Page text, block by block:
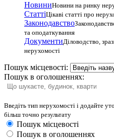
НовиниНовини на ринку
СтаттіЦікаві статті про
Законодавство
та оподаткування
ДокументиДіловодство,
нерухомості
Пошук місцевості:
Пошук в оголошеннях:
Введіть тип нерухомості і додайте
більш точно результату
Пошук місцевості
Пошук в оголошеннях